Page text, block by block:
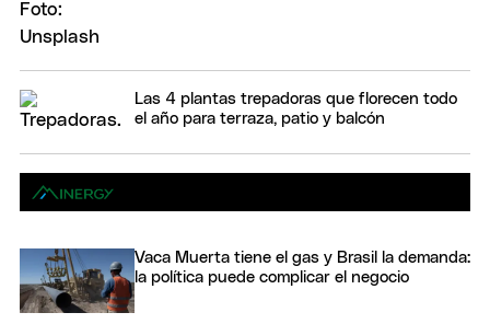
Las 4 plantas trepadoras que florecen todo
el año para terraza, patio y balcón
Vaca Muerta tiene el gas y Brasil la demanda:
la política puede complicar el negocio